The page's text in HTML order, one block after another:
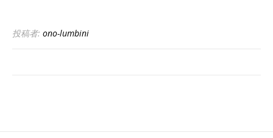
投稿者: ono-lumbini